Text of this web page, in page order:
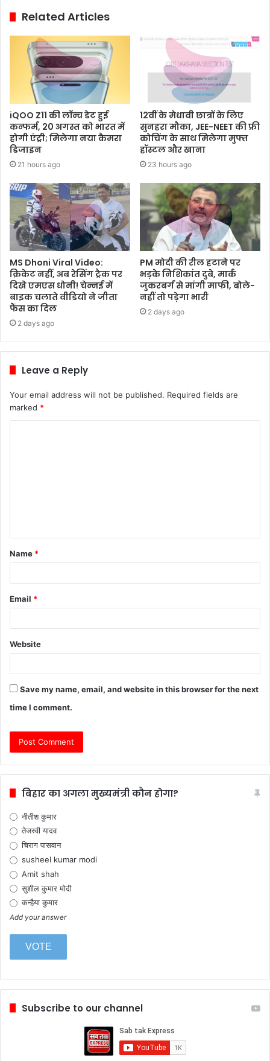
Related Articles
iQOO Z11 की लॉन्च डेट हुई
कन्फर्म, 20 अगस्त को भारत में
होगी एंट्री; मिलेगा नया कैमरा
डिजाइन
21 hours ago
12वीं के मेधावी छात्रों के लिए
सुनहरा मौका, JEE-NEET की फ्री
कोचिंग के साथ मिलेगा मुफ्त
हॉस्टल और खाना
23 hours ago
MS Dhoni Viral Video:
क्रिकेट नहीं, अब रेसिंग ट्रैक पर
दिखे एमएस धोनी! चेन्नई में
बाइक चलाते वीडियो ने जीता
फैंस का दिल
2 days ago
PM मोदी की रील हटाने पर
भड़के निशिकांत दुबे, मार्क
जुकरबर्ग से मांगी माफी, बोले-
नहीं तो पड़ेगा भारी
2 days ago
Leave a Reply
Your email address will not be published. Required fields are
marked *
t
*
Name *
Email *
Website
Save my name, email, and website in this browser for the next
time I comment.
बिहार का अगला मुख्यमंत्री कौन होगा?
नीतीश कुमार
तेजस्वी यादव
चिराग पासवान
susheel kumar modi
Amit shah
सुशील कुमार मोदी
कन्हैया कुमार
Add your answer
Subscribe to our channel